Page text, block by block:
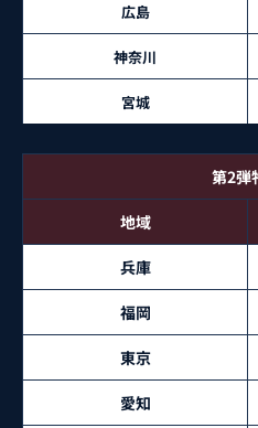
広島
神奈川
宮城
第2弾
地域
兵庫
福岡
東京
愛知